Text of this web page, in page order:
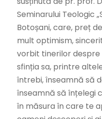
Seminarului Teologic
Botoșani, care, preț
mult optimism,
vorbit tinerilor despre
sfinția sa, printre
întrebi, înseamnă să
înseamnă să înțelegi
în măsura în care te